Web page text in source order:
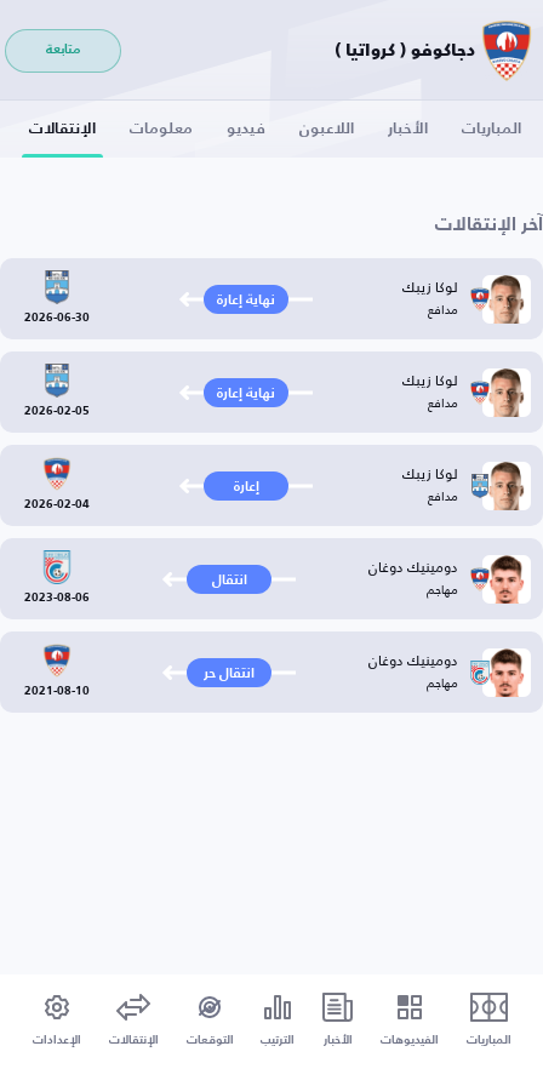
دجاكوفو ( كرواتيا ) متابعة
المباريات الأخبار اللاعبون فيديو معلومات الإنتقالات
آخر الإنتقالات
لوكا زيبك
مدافع نهاية إعارة
2026-06-30
لوكا زيبك
مدافع نهاية إعارة
2026-02-05
لوكا زيبك
مدافع إعارة
2026-02-04
دومينيك دوغان
مهاجم انتقال
2023-08-06
دومينيك دوغان
مهاجم انتقال حر
2021-08-10
المباريات الفيديوهات الأخبار الترتيب التوقعات الإنتقالات الإعدادات